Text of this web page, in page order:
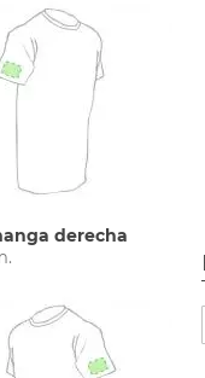
derecha